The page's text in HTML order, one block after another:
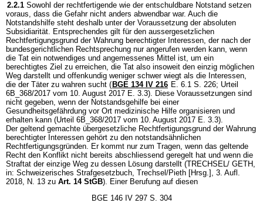
2.2.1 Sowohl der rechtfertigende wie der entschuldbare Notstand setzen
voraus, dass die Gefahr nicht anders abwendbar war. Auch die
Notstandshilfe steht deshalb unter der Voraussetzung der absoluten
Subsidiarität. Entsprechendes gilt für den aussergesetzlichen
Rechtfertigungsgrund der Wahrung berechtigter Interessen, der nach der
bundesgerichtlichen Rechtsprechung nur angerufen werden kann, wenn
die Tat ein notwendiges und angemessenes Mittel ist, um ein
berechtigtes Ziel zu erreichen, die Tat also insoweit den einzig möglichen
Weg darstellt und offenkundig weniger schwer wiegt als die Interessen,
die der Täter zu wahren sucht ( BGE 134 IV 216 E. 6.1 S. 226; Urteil
6B_368/2017 vom 10. August 2017 E. 3.3). Diese Voraussetzungen sind
nicht gegeben, wenn der Notstandsgehilfe bei einer
Gesundheitsgefährdung vor Ort medizinische Hilfe organisieren und
erhalten kann (Urteil 6B_368/2017 vom 10. August 2017 E. 3.3).
Der geltend gemachte übergesetzliche Rechtfertigungsgrund der Wahrung
berechtigter Interessen gehört zu den notstandsähnlichen
Rechtfertigungsgründen. Er kommt nur zum Tragen, wenn das geltende
Recht den Konflikt nicht bereits abschliessend geregelt hat und wenn die
Straftat der einzige Weg zu dessen Lösung darstellt (TRECHSEL/ GETH,
in: Schweizerisches Strafgesetzbuch, Trechsel/Pieth [Hrsg.], 3. Aufl.
2018, N. 13 zu Art. 14 StGB). Einer Berufung auf diesen
BGE 146 IV 297 S. 304